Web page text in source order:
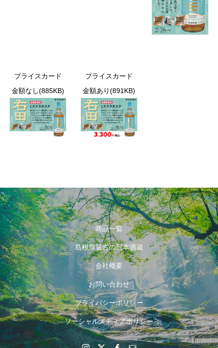
プライスカード
金額なし(885KB)
プライスカード
金額あり(891KB)
商品一覧
島根県最古の日本酒蔵
会社概要
お問い合わせ
プライバシーポリシー
ソーシャルメディアポリシー